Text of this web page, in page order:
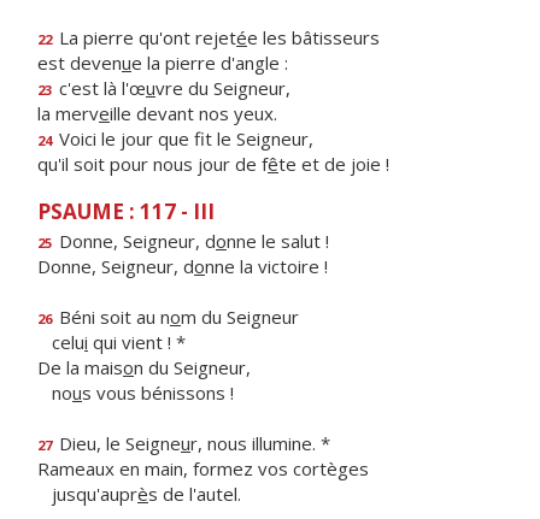
22 La pierre qu'ont rejetée les bâtisseurs
est devenue la pierre d'angle :
23 c'est là l'œuvre du Seigneur,
la merveille devant nos yeux.
24 Voici le jour que ft le Seigneur,
qu'il soit pour nous jour de fête et de joie !
PSAUME : 117 - III
25 Donne, Seigneur, donne le salut !
Donne, Seigneur, donne la victoire !
26 Béni soit au nom du Seigneur
celui qui vient ! *
De la maison du Seigneur,
nous vous bénissons !
27 Dieu, le Seigneur, nous illumine. *
Rameaux en main, formez vos cortèges
jusqu'auprès de l'autel.